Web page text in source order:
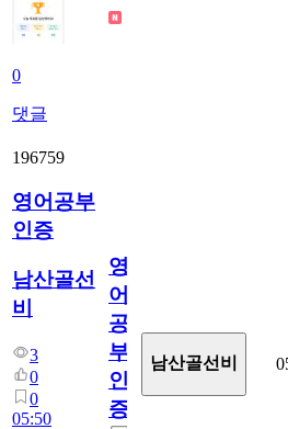
0
댓글
196759
영어공부
인증
남산골선
비
3
0
0
05:50
영
어
공
부
인
증
남산골선비